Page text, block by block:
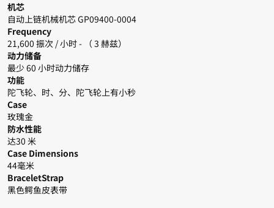
机芯
自动上链机械机芯 GP09400-0004
Frequency
21,600 振次 / 小时 - （ 3 赫兹）
动力储备
最少 60 小时动力储存
功能
陀飞轮、时、分、陀飞轮上有小秒
Case
玫瑰金
防水性能
达30 米
Case Dimensions
44毫米
BraceletStrap
黑色鳄鱼皮表带